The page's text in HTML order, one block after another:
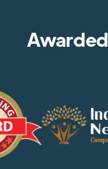
Awarded